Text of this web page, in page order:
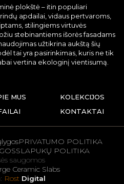
plokštė – itin populiari
apdailai, vidaus pertvaroms,
stilingiems virtuvės
stebinantiems išorės fasadams
užtikrina aukštą šių
tai yra pasirinkimas, kuris ne tik
vertina ekologinį vientisumą.
MUS
KOLEKCIJOS
KONTAKTAI
saugomos
Ceramic Slabs
PRIVATUMO POLITIKA
SLAPUKŲ POLITIKA
Rost Digital